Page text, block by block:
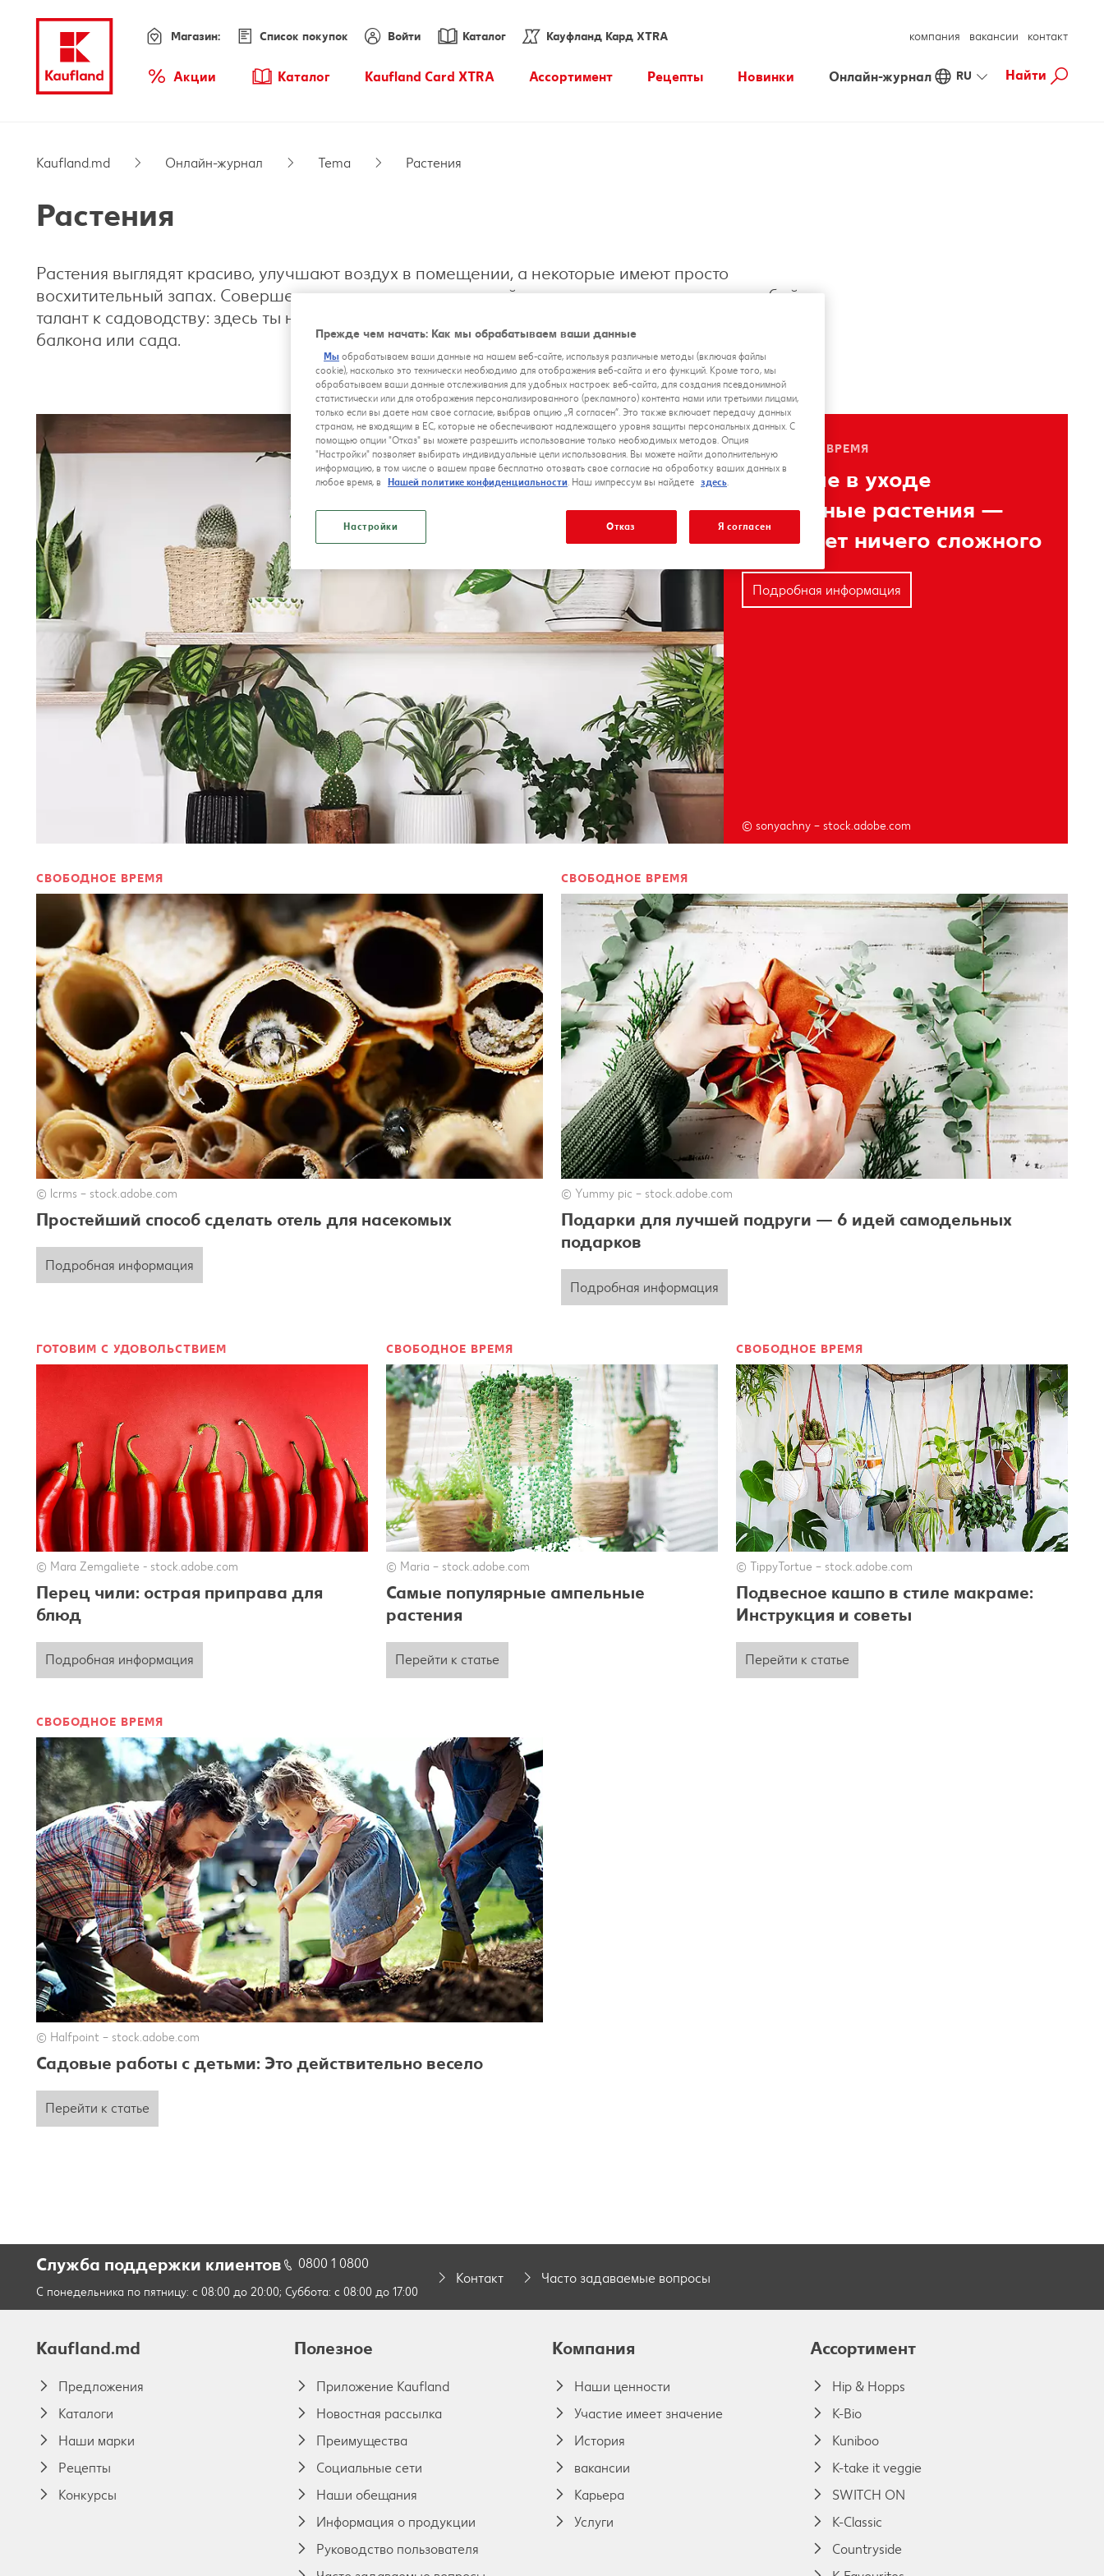
МенюАкции Каталог Kaufland Card XTRA Ассортимент Pецепты Новинки Онлайн-журнал
Каталог
Магазин: Войти
Список покупок Кауфланд Кард XTRA компания вакансии контакт
RU Найти
Kaufland.md Онлайн-журнал Tema Растения
Растения
Растения выглядят красиво, улучшают воздух в помещении, а некоторые имеют просто
восхитительный запах. Совершенно не важно, начинающий ли ты садовод или имеешь особый
талант к садоводству: здесь ты найдешь вдохновение для собственных четырёх стен, террасы,
балкона или сада.
СВОБОДНОЕ ВРЕМЯ
© sonyachny – stock.adobe.com
Простые в уходе
комнатные растения —
здесь нет ничего сложного
Подробная информация
СВОБОДНОЕ ВРЕМЯ
© lcrms – stock.adobe.com
Простейший способ сделать отель для насекомых
Подробная информация
СВОБОДНОЕ ВРЕМЯ
© Yummy pic – stock.adobe.com
Подарки для лучшей подруги — 6 идей самодельных
подарков
Подробная информация
ГОТОВИМ С УДОВОЛЬСТВИЕМ
© Mara Zemgaliete - stock.adobe.com
Перец чили: острая приправа для
блюд
Подробная информация
СВОБОДНОЕ ВРЕМЯ
© Maria – stock.adobe.com
Самые популярные ампельные
растения
Перейти к статье
СВОБОДНОЕ ВРЕМЯ
© TippyTortue – stock.adobe.com
Подвесное кашпо в стиле макраме:
Инструкция и советы
Перейти к статье
СВОБОДНОЕ ВРЕМЯ
© Halfpoint – stock.adobe.com
Садовые работы с детьми: Это действительно весело
Перейти к статье
Служба поддержки клиентов 0800 1 0800
С понедельника по пятницу: с 08:00 до 20:00; Суббота: с 08:00 до 17:00
Контакт Часто задаваемые вопросы
Kaufland.md
Предложения
Каталоги
Наши марки
Pецепты
Конкурсы
Полезное
Приложение Kaufland
Новостная рассылка
Преимущества
Социальные сети
Наши обещания
Информация о продукции
Руководство пользователя
Компания
Наши ценности
Участие имеет значение
История
вакансии
Карьера
Услуги
Ассортимент
Hip & Hopps
K-Bio
Kuniboo
K-take it veggie
SWITCH ON
K-Classic
Countryside
Прежде чем начать: Как мы обрабатываем ваши данные
Мы обрабатываем ваши данные на нашем веб-сайте, используя различные методы (включая файлы
cookie), насколько это технически необходимо для отображения веб-сайта и его функций. Кроме того, мы
обрабатываем ваши данные отслеживания для удобных настроек веб-сайта, для создания псевдонимной
статистически или для отображения персонализированного (рекламного) контента нами или третьими лицами,
только если вы даете нам свое согласие, выбрав опцию „Я согласен”. Это также включает передачу данных
странам, не входящим в ЕС, которые не обеспечивают надлежащего уровня защиты персональных данных. С
помощью опции "Отказ" вы можете разрешить использование только необходимых методов. Опция
"Настройки" позволяет выбирать индивидуальные цели использования. Вы можете найти дополнительную
информацию, в том числе о вашем праве бесплатно отозвать свое согласие на обработку ваших данных в
любое время, в
Нашей политике конфиденциальности . Наш импрессум вы найдете здесь
Настройки Отказ Я согласен